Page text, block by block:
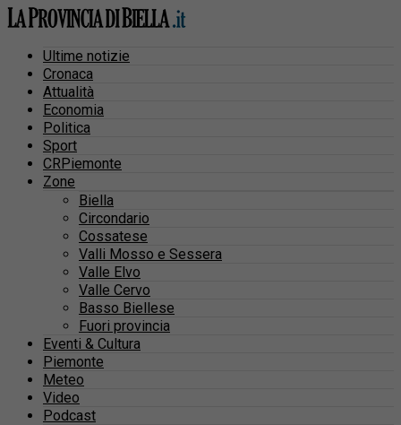
Ultime notizie
Cronaca
Attualità
Economia
Politica
Sport
CRPiemonte
Zone
Biella
Circondario
Cossatese
Valli Mosso e Sessera
Valle Elvo
Valle Cervo
Basso Biellese
Fuori provincia
Eventi & Cultura
Piemonte
Meteo
Video
Podcast